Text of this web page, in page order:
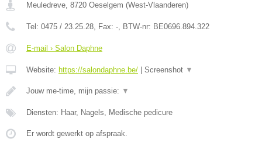
Meuledreve, 8720 Oeselgem (West-Vlaanderen)
Tel: 0475 / 23.25.28, Fax: -, BTW-nr: BE0696.894.322
E-mail › Salon Daphne
Website: https://salondaphne.be/ Screenshot ▼
Jouw me-time, mijn passie: ▼
Diensten: Haar, Nagels, Medische pedicure
Er wordt gewerkt op afspraak.